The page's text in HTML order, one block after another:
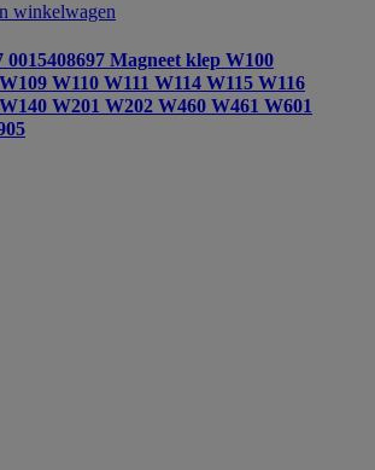
winkelwagen
0015408697 Magneet klep W100
W110 W111 W114 W115 W116
W201 W202 W460 W461 W601